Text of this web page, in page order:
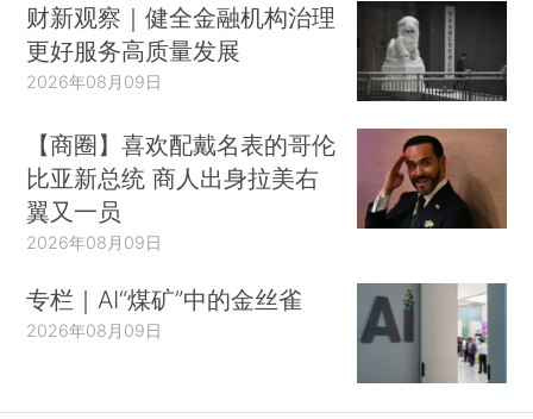
财新观察｜健全金融机构治理
更好服务高质量发展
2026年08月09日
【商圈】喜欢配戴名表的哥伦
比亚新总统 商人出身拉美右
翼又一员
2026年08月09日
专栏｜AI“煤矿”中的金丝雀
2026年08月09日